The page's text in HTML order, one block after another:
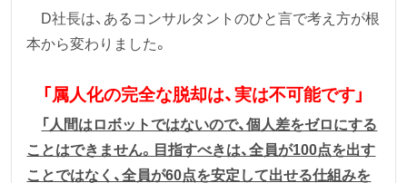
D社長は、あるコンサルタントのひと言で考え方が根
本から変わりました。
「属人化の完全な脱却は、実は不可能です」
「人間はロボットではないので、個人差をゼロにする
ことはできません。目指すべきは、全員が100点を出す
ことではなく、全員が60点を安定して出せる仕組みを